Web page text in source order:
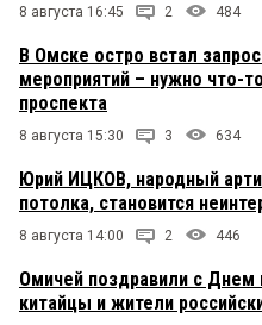
8 августа 16:45 2 484
В Омске остро встал
мероприятий – нужно что-
проспекта
8 августа 15:30 3 634
Юрий ИЦКОВ, народный
потолка, становится
8 августа 14:00 2 446
Омичей поздравили с Днем
китайцы и жители